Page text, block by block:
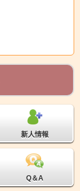
新人情報
Q＆A